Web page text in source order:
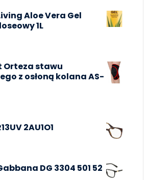
Aloe Vera Gel
1L
Orteza stawu
z osłoną kolana AS-
2AU1O1
DG 3304 501 52